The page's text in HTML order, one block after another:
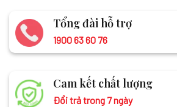
Tổng đài hỗ trợ
1900 63 60 76
Cam kết chất lượng
Đổi trả trong 7 ngày